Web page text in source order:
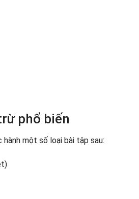
phổ biến
một số loại bài tập sau: